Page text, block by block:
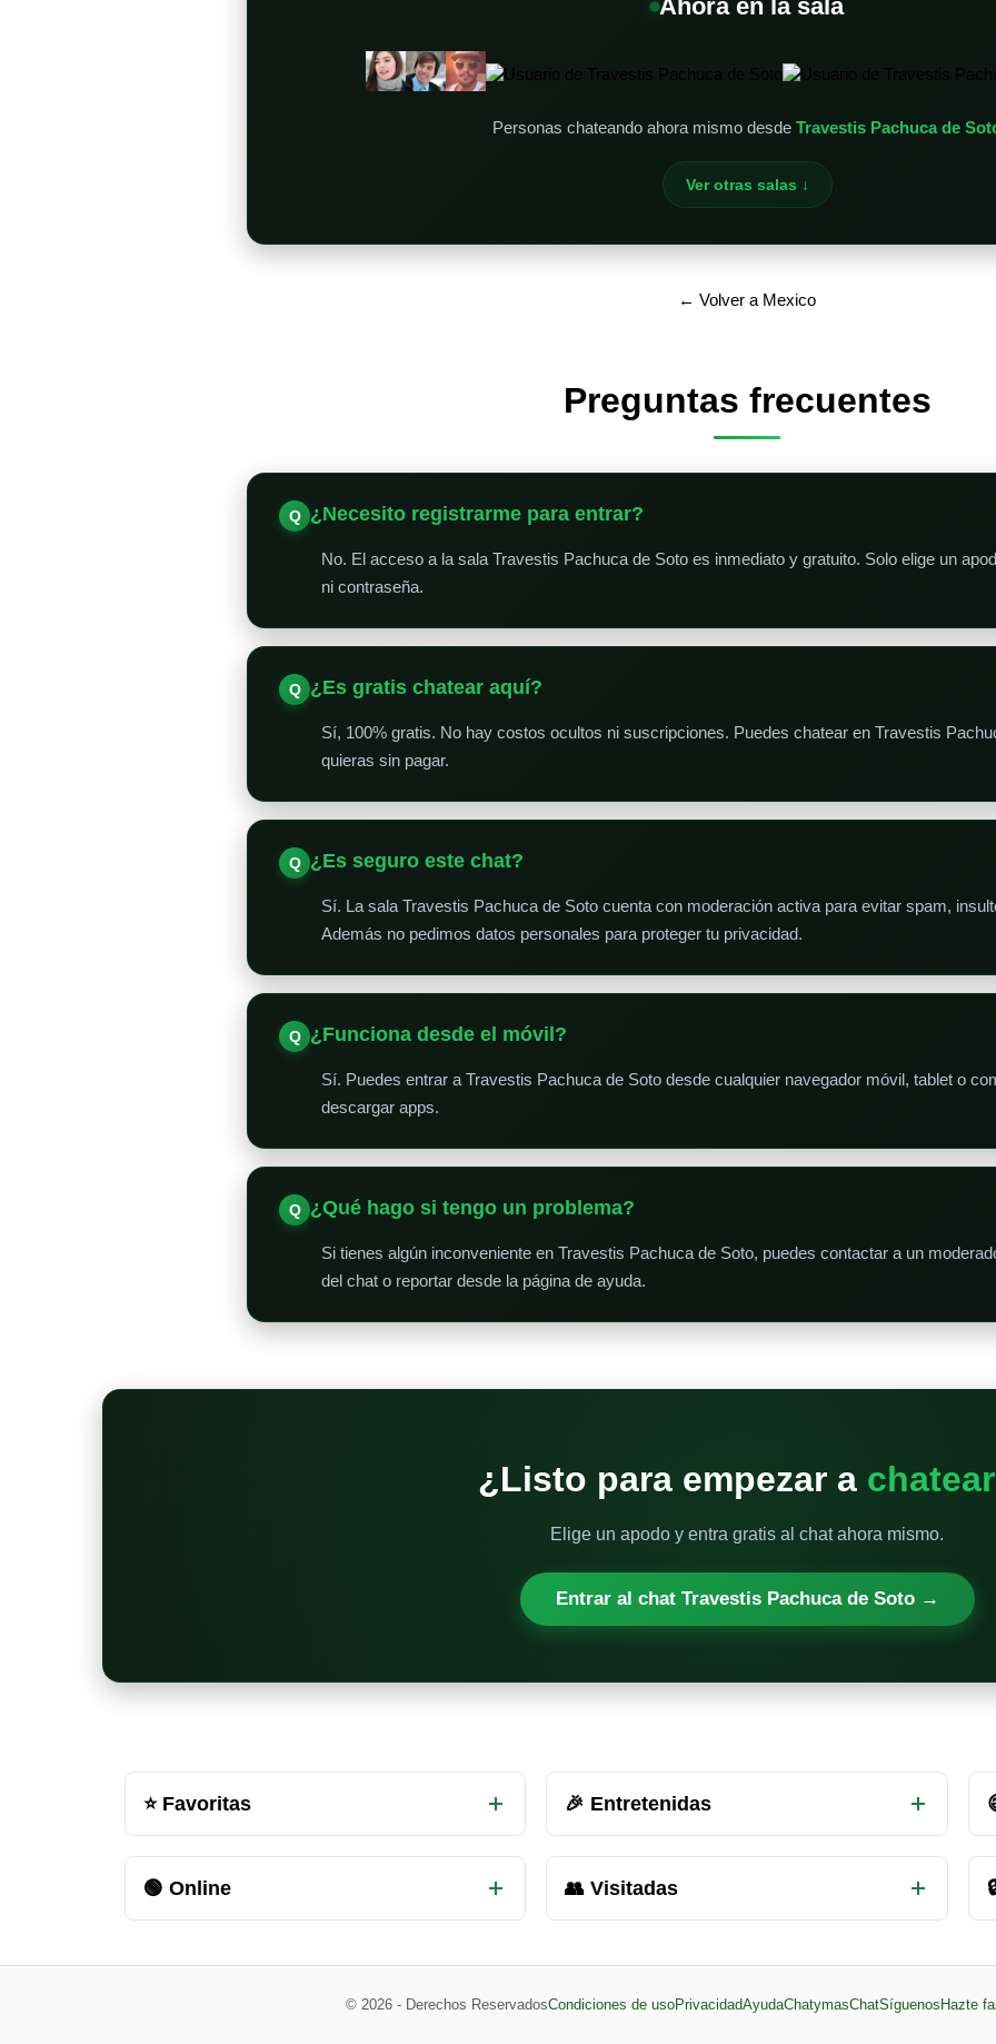
Ahora en la sala
Personas chateando ahora mismo desde Travestis Pachuca de
Ver otras salas ↓
← Volver a Mexico
Preguntas frecuentes
¿Necesito registrarme para entrar?
No. El acceso a la sala Travestis Pachuca de Soto es inmediato y gratuito. Solo elige un
ni contraseña.
¿Es gratis chatear aquí?
Sí, 100% gratis. No hay costos ocultos ni suscripciones. Puedes chatear en Travestis
quieras sin pagar.
¿Es seguro este chat?
Sí. La sala Travestis Pachuca de Soto cuenta con moderación activa para evitar spam,
Además no pedimos datos personales para proteger tu privacidad.
¿Funciona desde el móvil?
Sí. Puedes entrar a Travestis Pachuca de Soto desde cualquier navegador móvil, tablet o
descargar apps.
¿Qué hago si tengo un problema?
Si tienes algún inconveniente en Travestis Pachuca de Soto, puedes contactar a un
del chat o reportar desde la página de ayuda.
¿Listo para empezar a chatear
Elige un apodo y entra gratis al chat ahora mismo.
Entrar al chat Travestis Pachuca de Soto →
Otras
salas
de
chat
⭐ Favoritas 🎉 Entretenidas
🟢 Online 👥 Visitadas
© 2026 - Derechos ReservadosCondiciones de usoPrivacidadAyudaChatymasChatSíguenos Hazte